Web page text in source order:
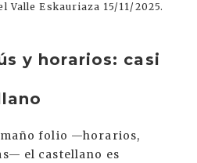
Valle Eskauriaza 15/11/2025.
y horarios: casi
folio —horarios,
el castellano es